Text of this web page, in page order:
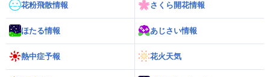
花粉飛散情報 さくら開花情報
ほたる情報 あじさい情報
熱中症予報 花火天気